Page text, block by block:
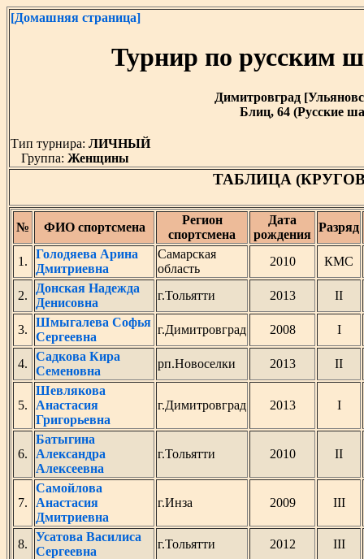
[Домашняя страница]
Турнир по русским
Димитровград
Блиц, 64 (Русские
Тип турнира: ЛИЧНЫЙ
Группа: Женщины
ТАБЛИЦА
№ ФИО спортсмена
Регион
спортсмена
Дата
рождения
Разряд
1.
Голодяева Арина
Дмитриевна
Самарская
область
2010 КМС
2.
Донская Надежда
Денисовна
г.Тольятти 2013 II
3.
Шмыгалева Софья
Сергеевна
г.Димитровград 2008 I
4.
Садкова Кира
Семеновна
рп.Новоселки 2013 II
5.
Шевлякова
Анастасия
Григорьевна
г.Димитровград 2013 I
6.
Батыгина
Александра
Алексеевна
г.Тольятти 2010 II
7.
Самойлова
Анастасия
Дмитриевна
г.Инза 2009 III
8.
Усатова Василиса
Сергеевна
г.Тольятти 2012 III